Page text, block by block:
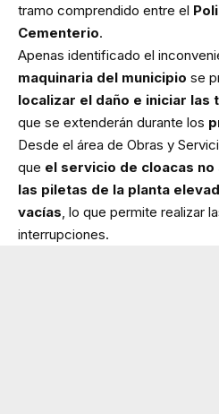
tramo comprendido entre el
Cementerio.
Apenas identificado el
maquinaria del municipio se
localizar el daño e iniciar las
que se extenderán durante los
Desde el área de Obras y
que el servicio de cloacas
las piletas de la planta
vacías, lo que permite realizar
interrupciones.